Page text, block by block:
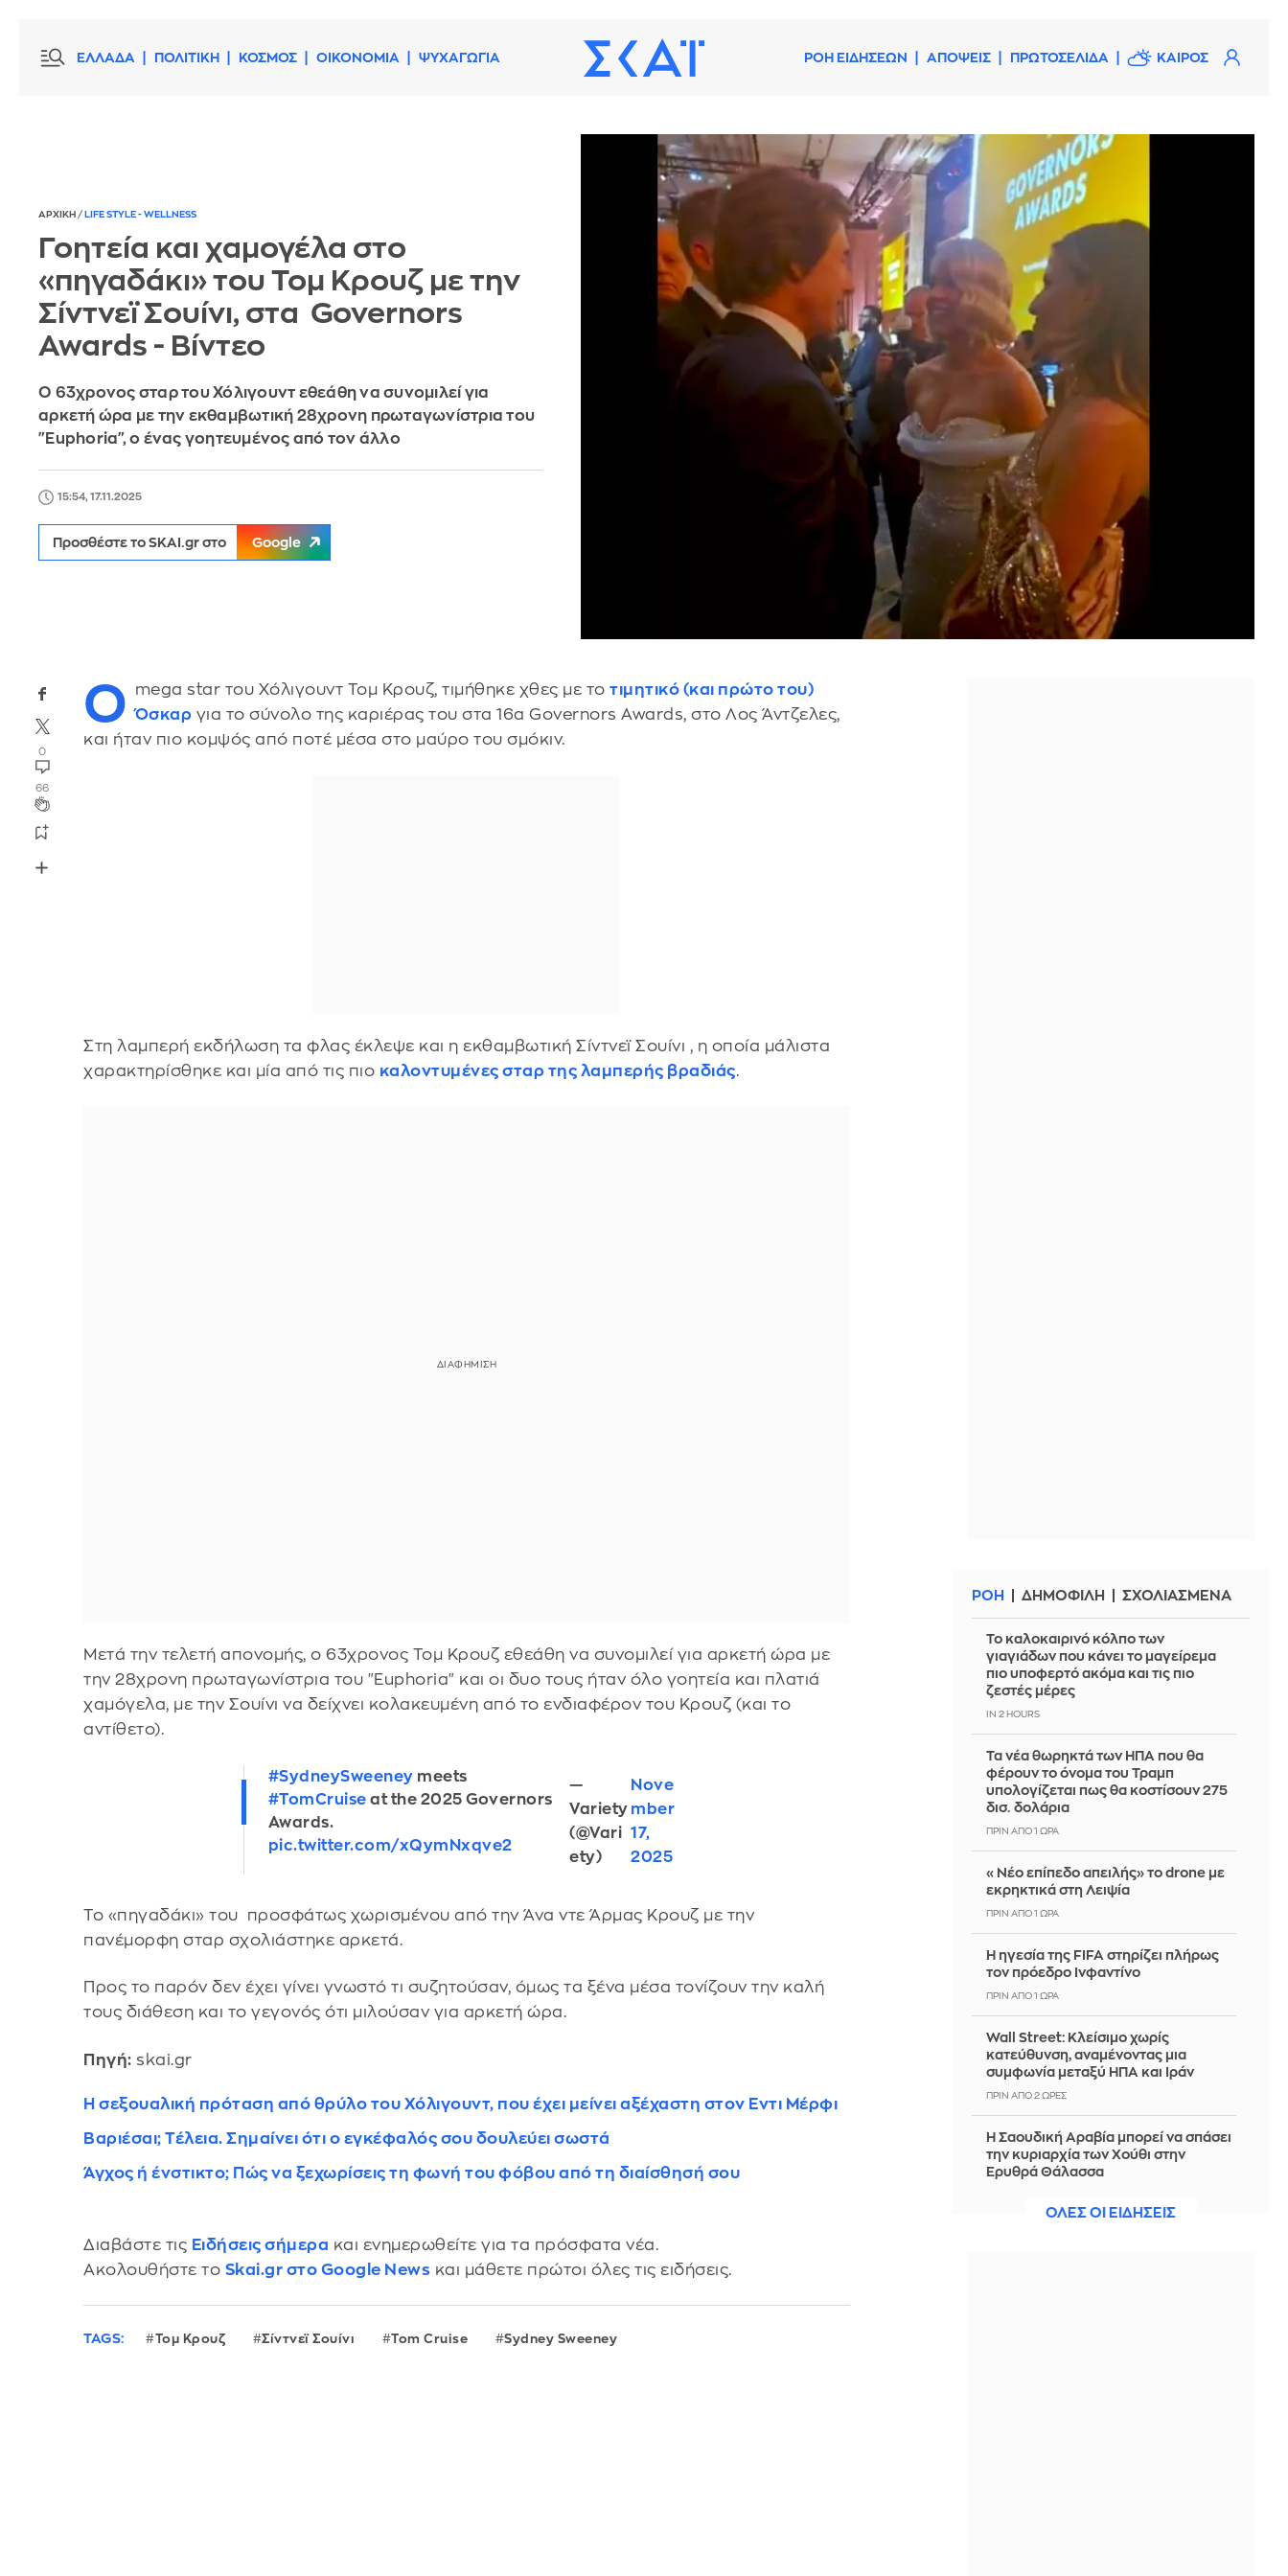
ΕΛΛΑΔΑ ΠΟΛΙΤΙΚΗ ΚΟΣΜΟΣ ΟΙΚΟΝΟΜΙΑ ΨΥΧΑΓΩΓΙΑ ΡΟΗ ΕΙΔΗΣΕΩΝ ΑΠΟΨΕΙΣ ΠΡΩΤΟΣΕΛΙΔΑ ΚΑΙΡΟΣ
ΑΡΧΙΚΗ / LIFE STYLE - WELLNESS
Γοητεία και χαμογέλα στο
«πηγαδάκι» του Τομ Κρουζ με την
Σίντνεϊ Σουίνι, στα Governors
Awards - Βίντεο
Ο 63χρονος σταρ του Χόλιγουντ εθεάθη να συνομιλεί για
αρκετή ώρα με την εκθαμβωτική 28χρονη πρωταγωνίστρια του
"Euphoria", ο ένας γοητευμένος από τον άλλο
15:54, 17.11.2025
Προσθέστε το SKAI.gr στο Google
0
66
Ο mega star του Χόλιγουντ Τομ Κρουζ, τιμήθηκε χθες με τοτιμητικό (και πρώτο του)
Όσκαρ για το σύνολο της καριέρας του στα 16α Governors Awards, στο Λος Άντζελες,
και ήταν πιο κομψός από ποτέ μέσα στο μαύρο του σμόκιν.
Στη λαμπερή εκδήλωση τα φλας έκλεψε και η εκθαμβωτική Σίντνεϊ Σουίνι , η οποία μάλιστα
χαρακτηρίσθηκε και μία από τις πιο καλοντυμένες σταρ της λαμπερής βραδιάς.
Μετά την τελετή απονομής, ο 63χρονος Τομ Κρουζ εθεάθη να συνομιλεί για αρκετή ώρα με
την 28χρονη πρωταγωνίστρια του "Euphoria" και οι δυο τους ήταν όλο γοητεία και πλατιά
χαμόγελα, με την Σουίνι να δείχνει κολακευμένη από το ενδιαφέρον του Κρουζ (και το
αντίθετο).
#SydneySweeney meets
#TomCruise at the 2025 Governors
Awards.
pic.twitter.com/xQymNxqve2
—
Variety
(@Vari
ety)
Nove
mber
17,
2025
Το «πηγαδάκι» του προσφάτως χωρισμένου από την Άνα ντε Άρμας Κρουζ με την
πανέμορφη σταρ σχολιάστηκε αρκετά.
Προς το παρόν δεν έχει γίνει γνωστό τι συζητούσαν, όμως τα ξένα μέσα τονίζουν την καλή
τους διάθεση και το γεγονός ότι μιλούσαν για αρκετή ώρα.
Πηγή: skai.gr
Η σεξουαλική πρόταση από θρύλο του Χόλιγουντ, που έχει μείνει αξέχαστη στον Εντι Μέρφι
Βαριέσαι; Τέλεια. Σημαίνει ότι ο εγκέφαλός σου δουλεύει σωστά
Άγχος ή ένστικτο; Πώς να ξεχωρίσεις τη φωνή του φόβου από τη διαίσθησή σου
Διαβάστε τις Ειδήσεις σήμερα και ενημερωθείτε για τα πρόσφατα νέα.
Ακολουθήστε το Skai.gr στο Google News και μάθετε πρώτοι όλες τις ειδήσεις.
TAGS: Τομ Κρουζ Σίντνεϊ Σουίνι Tom Cruise Sydney Sweeney
ΡΟΗ ΔΗΜΟΦΙΛΗ ΣΧΟΛΙΑΣΜΕΝΑ
Το καλοκαιρινό κόλπο των
γιαγιάδων που κάνει το μαγείρεμα
πιο υποφερτό ακόμα και τις πιο
ζεστές μέρες
IN 2 HOURS
Τα νέα θωρηκτά των ΗΠΑ που θα
φέρουν το όνομα του Τραμπ
υπολογίζεται πως θα κοστίσουν 275
δισ. δολάρια
ΠΡΙΝ ΑΠΌ 1 ΏΡΑ
«Νέο επίπεδο απειλής» το drone με
εκρηκτικά στη Λειψία
ΠΡΙΝ ΑΠΌ 1 ΏΡΑ
Η ηγεσία της FIFA στηρίζει πλήρως
τον πρόεδρο Ινφαντίνο
ΠΡΙΝ ΑΠΌ 1 ΏΡΑ
Wall Street: Κλείσιμο χωρίς
κατεύθυνση, αναμένοντας μια
συμφωνία μεταξύ ΗΠΑ και Ιράν
ΠΡΙΝ ΑΠΌ 2 ΏΡΕΣ
Η Σαουδική Αραβία μπορεί να σπάσει
την κυριαρχία των Χούθι στην
Ερυθρά Θάλασσα
ΟΛΕΣ ΟΙ ΕΙΔΗΣΕΙΣ